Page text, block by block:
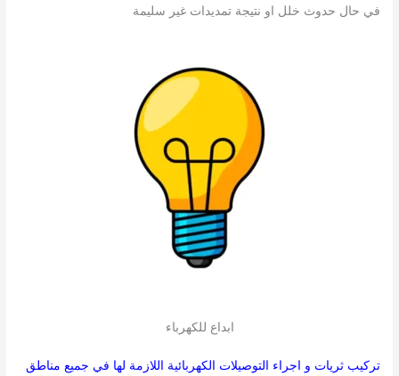
في حال حدوث خلل او نتيجة تمديدات غير سليمة
ابداع للكهرباء
تركيب ثريات و اجراء التوصيلات الكهربائية اللازمة لها في جميع مناطق